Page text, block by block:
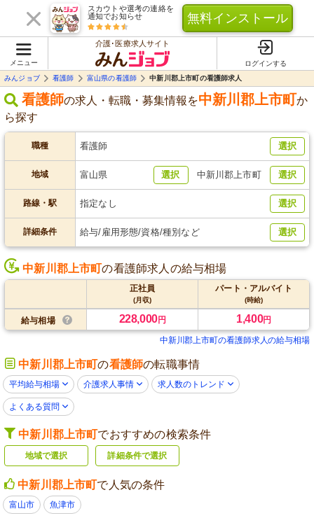
スカウトや選考の連絡を
通知でお知らせ
無料インストール
メニュー
介護･医療求人サイト
ログインする
みんジョブ
看護師 富山県の看護師 中新川郡上市町の看護師求人
看護師の求人・転職・募集情報を中新川郡上市町か
ら探す
職種 看護師 選択
地域 富山県 選択 中新川郡上市町 選択
路線・駅 指定なし 選択
詳細条件 給与/雇用形態/資格/種別など 選択
中新川郡上市町の看護師求人の給与相場
正社員
(月収)
パート・アルバイト
(時給)
給与相場 228,000円 1,400円
中新川郡上市町の看護師求人の給与相場
中新川郡上市町の看護師の転職事情
平均給与相場 介護求人事情 求人数のトレンド
よくある質問
中新川郡上市町でおすすめの検索条件
地域で選択 詳細条件で選択
中新川郡上市町で人気の条件
富山市 魚津市